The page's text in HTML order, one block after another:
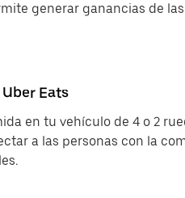
generar ganancias de
Eats
en tu vehículo de 4 o 2
a las personas con la